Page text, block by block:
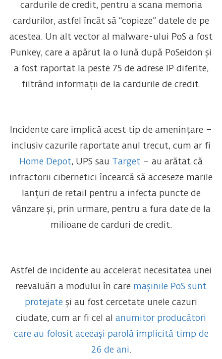
cardurile de credit, pentru a scana memoria
cardurilor, astfel încât să “copieze” datele de pe
acestea. Un alt vector al malware-ului PoS a fost
Punkey, care a apărut la o lună după PoSeidon și
a fost raportat la peste 75 de adrese IP diferite,
filtrând informații de la cardurile de credit.
Incidente care implică acest tip de amenințare –
inclusiv cazurile raportate anul trecut, cum ar fi
Home Depot, UPS sau Target – au arătat că
infractorii cibernetici încearcă să acceseze marile
lanțuri de retail pentru a infecta puncte de
vânzare și, prin urmare, pentru a fura date de la
milioane de carduri de credit.
Astfel de incidente au accelerat necesitatea unei
reevaluări a modului în care mașinile PoS sunt
protejate și au fost cercetate unele cazuri
ciudate, cum ar fi cel al anumitor producători
care au folosit aceeași parolă implicită timp de
26 de ani.